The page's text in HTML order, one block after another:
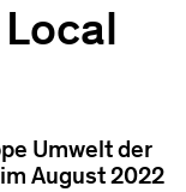
Umwelt der
August 2022